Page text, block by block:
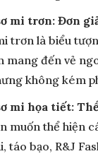
mi trơn: Đơn
trơn là biểu
mang đến vẻ
không kém
mi họa tiết:
muốn thể hiện
táo bạo, R&J